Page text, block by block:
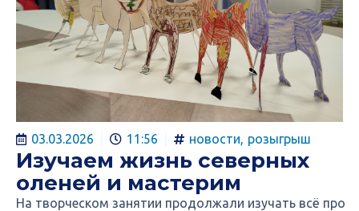
03.03.2026 11:56 новости розыгрыш
Изучаем жизнь северных
оленей и мастерим
На творческом занятии продолжали изучать всё про